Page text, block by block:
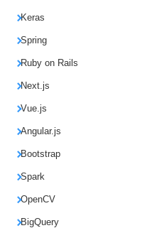
Keras
Spring
Ruby on Rails
Next.js
Vue.js
Angular.js
Bootstrap
Spark
OpenCV
BigQuery